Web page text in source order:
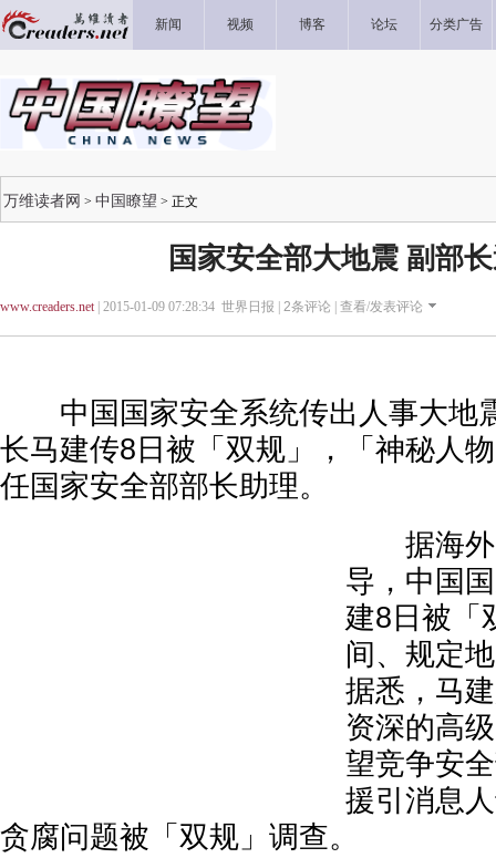
新闻 视频 博客 论坛 分类广告
万维读者网 > 中国瞭望 > 正文
国家安全部大地震 副部
www.creaders.net| 2015-01-09 07:28:34 世界日报 | 2条评论 | 查看/发表评论
中国国家安全系统传出人事大地
长马建传8日被「双规」，「神秘人
任国家安全部部长助理。
据海外
导，中国
建8日被「
间、规定
据悉，马
资深的高
望竞争安
援引消息
贪腐问题被「双规」调查。